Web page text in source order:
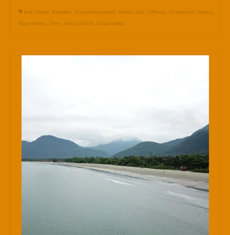
4x4 Allrad Brasilien Expeditionsmobil Honda Dax Offroad Overlander, Paraty,
Rappelkiste
Steyr, Steyr12M18 Südamerika